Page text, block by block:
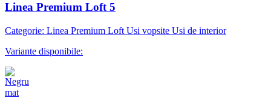
Linea Premium Loft 5
Categorie: Linea Premium Loft Usi vopsite Usi de interior
Variante disponibile: